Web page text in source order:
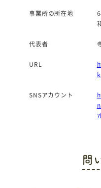
事業所の所在地
代表者
URL
SNSアカウント
問